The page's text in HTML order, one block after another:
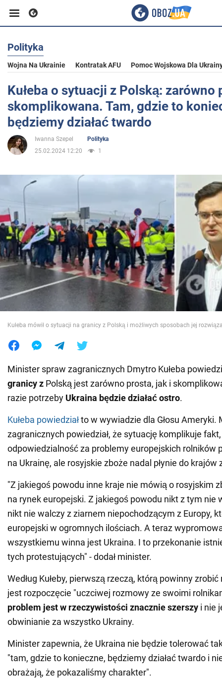
Biznes
Sport
Rozrywka
Życie
Polityka
Społeczeństwo
Wojna na Ukrainie
Świat
Jedzenie
Polityka
Wojna Na Ukrainie Kontratak AFU Pomoc Wojskowa Dla
Kułeba o sytuacji z Polską: zarówno
skomplikowana. Tam, gdzie to
będziemy działać twardo
Iwanna Szepel
Polityka
25.02.2024 12:20
1
Kułeba mówił o sytuacji na granicy z Polską i możliwych sposobach jej
Minister spraw zagranicznych Dmytro Kułeba
granicy z Polską jest zarówno prosta, jak i
razie potrzeby Ukraina będzie działać ostro.
Kułeba powiedziałto w wywiadzie dla Głosu Ameryki.
zagranicznych powiedział, że sytuację komplikuje fakt,
odpowiedzialność za problemy europejskich rolników
na Ukrainę, ale rosyjskie zboże nadal płynie do krajów
"Z jakiegoś powodu inne kraje nie mówią o rosyjskim
na rynek europejski. Z jakiegoś powodu nikt z tym nie
nikt nie walczy z ziarnem niepochodzącym z Europy,
europejski w ogromnych ilościach. A teraz
wszystkiemu winna jest Ukraina. I to przekonanie
tych protestujących" - dodał minister.
Według Kułeby, pierwszą rzeczą, którą powinny
jest rozpoczęcie "uczciwej rozmowy ze swoimi
problem jest w rzeczywistości znacznie szerszy i nie
obwinianie za wszystko Ukrainy.
Minister zapewnia, że Ukraina nie będzie tolerować
"tam, gdzie to konieczne, będziemy działać twardo i
obrażają, że pokazaliśmy charakter".